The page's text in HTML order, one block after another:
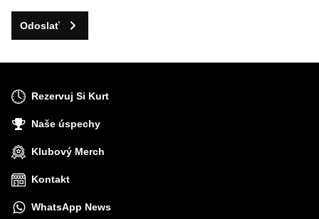
Odoslať
Rezervuj Si Kurt
Naše úspechy
Klubový Merch
Kontakt
WhatsApp News